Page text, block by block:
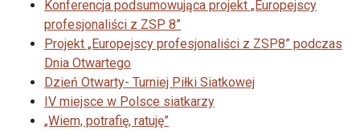
Konferencja podsumowująca projekt „Europejscy
profesjonaliści z ZSP 8”
Projekt „Europejscy profesjonaliści z ZSP8” podczas
Dnia Otwartego
Dzień Otwarty- Turniej Piłki Siatkowej
IV miejsce w Polsce siatkarzy
„Wiem, potrafię, ratuję”